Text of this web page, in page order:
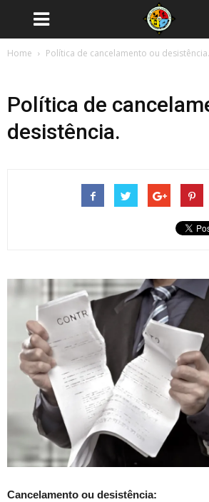
Home Política de cancelamento ou desistência.
Política de
desistência.
Cancelamento ou desistência: